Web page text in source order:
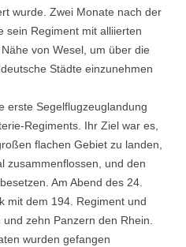
wurde. Zwei Monate nach der
sein Regiment mit alliierten
von Wesel, um über die
Städte einzunehmen
erste Segelflugzeuglandung
Regiments. Ihr Ziel war es,
flachen Gebiet zu landen,
zusammenflossen, und den
Am Abend des 24.
mit dem 194. Regiment und
zehn Panzern den Rhein.
wurden gefangen